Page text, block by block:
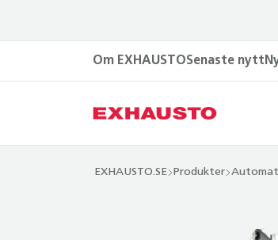
Om EXHAUSTOSenaste nytt
EXHAUSTO.SE Produkter